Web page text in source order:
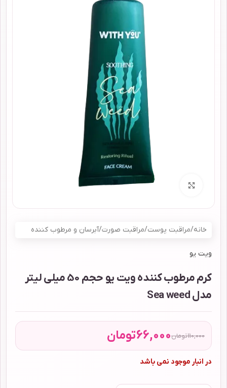
برای بزرگنمایی کلیک کنید
خانه/مراقبت پوست/مراقبت صورت/آبرسان و مرطوب کننده
ویت یو
کرم مرطوب کننده ویت یو حجم 50 میلی لیتر
مدل Sea weed
110,000تومان66,000تومان
در انبار موجود نمی باشد